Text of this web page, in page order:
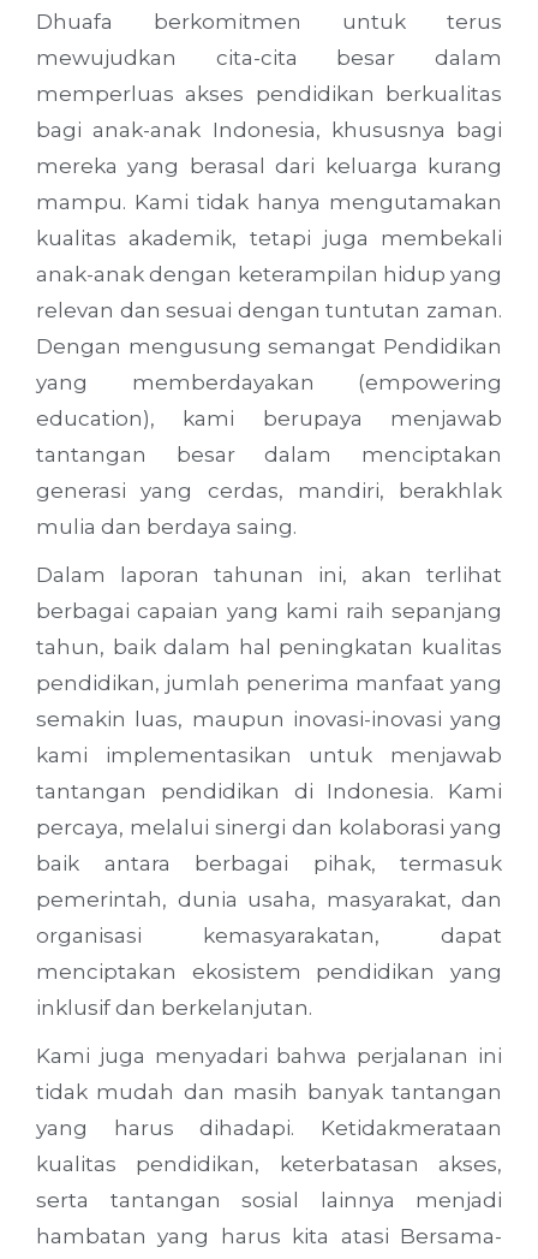
Dhuafa berkomitmen untuk terus
mewujudkan cita-cita besar dalam
memperluas akses pendidikan berkualitas
bagi anak-anak Indonesia, khususnya bagi
mereka yang berasal dari keluarga kurang
mampu. Kami tidak hanya mengutamakan
kualitas akademik, tetapi juga membekali
anak-anak dengan keterampilan hidup yang
relevan dan sesuai dengan tuntutan zaman.
Dengan mengusung semangat Pendidikan
yang memberdayakan (empowering
education), kami berupaya menjawab
tantangan besar dalam menciptakan
generasi yang cerdas, mandiri, berakhlak
mulia dan berdaya saing.
Dalam laporan tahunan ini, akan terlihat
berbagai capaian yang kami raih sepanjang
tahun, baik dalam hal peningkatan kualitas
pendidikan, jumlah penerima manfaat yang
semakin luas, maupun inovasi-inovasi yang
kami implementasikan untuk menjawab
tantangan pendidikan di Indonesia. Kami
percaya, melalui sinergi dan kolaborasi yang
baik antara berbagai pihak, termasuk
pemerintah, dunia usaha, masyarakat, dan
organisasi kemasyarakatan, dapat
menciptakan ekosistem pendidikan yang
inklusif dan berkelanjutan.
Kami juga menyadari bahwa perjalanan ini
tidak mudah dan masih banyak tantangan
yang harus dihadapi. Ketidakmerataan
kualitas pendidikan, keterbatasan akses,
serta tantangan sosial lainnya menjadi
hambatan yang harus kita atasi Bersama-